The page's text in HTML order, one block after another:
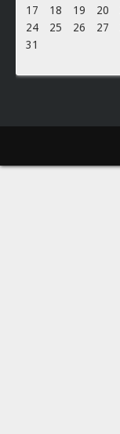
17
18 19 20
24
25 26 27
31